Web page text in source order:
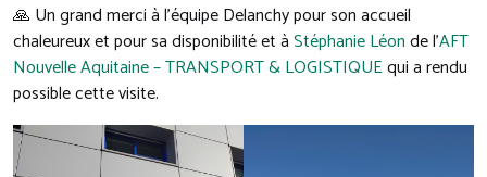
🙏 Un grand merci à l’équipe Delanchy pour son accueil
chaleureux et pour sa disponibilité et àStéphanie Léonde l’AFT
Nouvelle Aquitaine – TRANSPORT & LOGISTIQUEqui a rendu
possible cette visite.